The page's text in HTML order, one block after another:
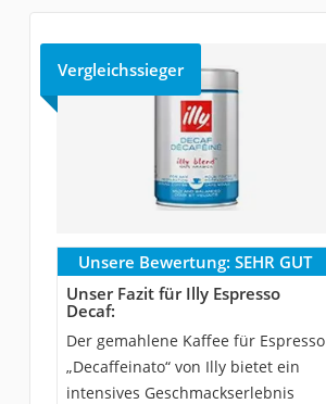
Vergleichssieger
Unsere Bewertung: SEHR GUT
Unser Fazit für Illy Espresso
Decaf:
Der gemahlene Kaffee für Espresso
„Decaffeinato“ von Illy bietet ein
intensives Geschmackserlebnis